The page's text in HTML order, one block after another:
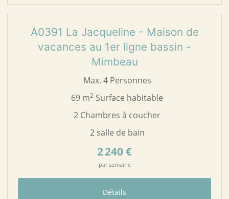
24 A0391
A0391 La Jacqueline - Maison de
vacances au 1er ligne bassin -
Mimbeau
Max. 4 Personnes
69 m2 Surface habitable
2 Chambres à coucher
2 salle de bain
2 240 €
par semaine
Détails